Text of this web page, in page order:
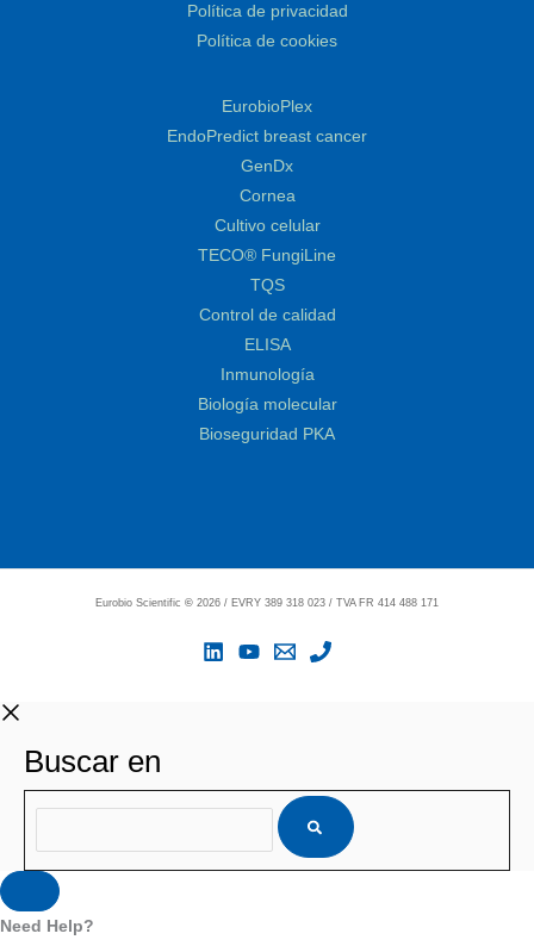
Política de privacidad
Política de cookies
EurobioPlex
EndoPredict breast cancer
GenDx
Cornea
Cultivo celular
TECO® FungiLine
TQS
Control de calidad
ELISA
Inmunología
Biología molecular
Bioseguridad PKA
Eurobio Scientific © 2026 / EVRY 389 318 023 / TVA FR 414 488 171
Buscar en
Need Help?